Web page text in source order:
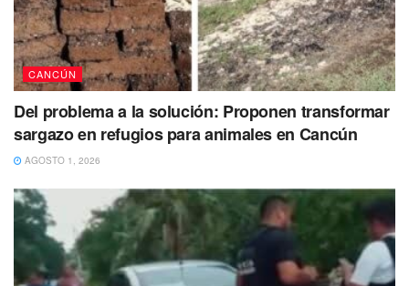
Finalmente, Jorge Romero concluyó con un mensaje de
no se define por una elección, sino por su capacidad de
levantarse y seguir trabajando. “Tenemos dos opciones, o
nos ponemos a llorar por lo que pasó el 2 de junio o nos
levantamos, nos sacudimos y nos ponemos a trabajar”,
CANCÚN
Del problema a la solución: Proponen transformar
sargazo en refugios para animales en Cancún
AGOSTO 1, 2026